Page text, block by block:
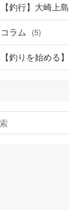
【釣行】大崎上島
コラム (5)
【釣りを始める】